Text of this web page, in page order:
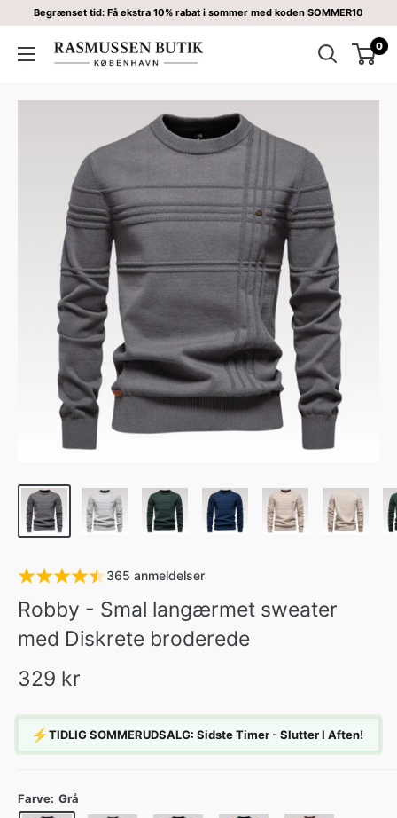
Begrænset tid: Få ekstra 10% rabat i sommer med koden SOMMER10
0
365 anmeldelser
Robby - Smal langærmet sweater
med Diskrete broderede
329 kr
⚡TIDLIG SOMMERUDSALG: Sidste Timer - Slutter I Aften!
Farve: Grå